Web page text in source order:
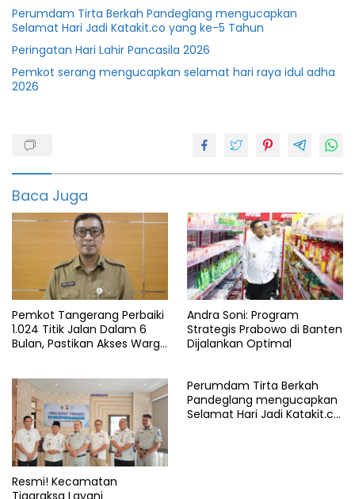
Perumdam Tirta Berkah Pandeglang mengucapkan
Selamat Hari Jadi Katakit.co yang ke-5 Tahun
Peringatan Hari Lahir Pancasila 2026
Pemkot serang mengucapkan selamat hari raya idul adha
2026
Baca Juga
Pemkot Tangerang Perbaiki
1.024 Titik Jalan Dalam 6
Bulan, Pastikan Akses Warga
Andra Soni: Program
Strategis Prabowo di Banten
Dijalankan Optimal
Resmi! Kecamatan
Perumdam Tirta Berkah
Pandeglang mengucapkan
Selamat Hari Jadi Katakit.co